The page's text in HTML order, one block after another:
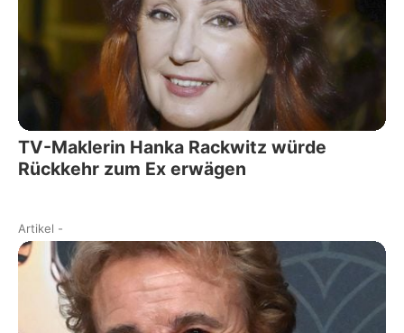
TV-Maklerin Hanka Rackwitz würde
Rückkehr zum Ex erwägen
Artikel -